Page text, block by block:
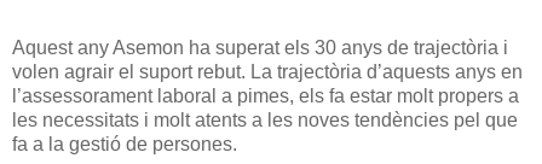
Aquest any Asemon ha superat els 30 anys de trajectòria i
volen agrair el suport rebut. La trajectòria d’aquests anys en
l’assessorament laboral a pimes, els fa estar molt propers a
les necessitats i molt atents a les noves tendències pel que
fa a la gestió de persones.